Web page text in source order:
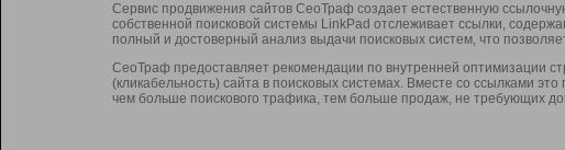
Сервис продвижения сайтов СеоТраф создает естественную
собственной поисковой системы LinkPad отслеживает ссылки,
полный и достоверный анализ выдачи поисковых систем, что
СеоТраф предоставляет рекомендации по внутренней оптимизации
(кликабельность) сайта в поисковых системах. Вместе со ссылками
чем больше поискового трафика, тем больше продаж, не требующих